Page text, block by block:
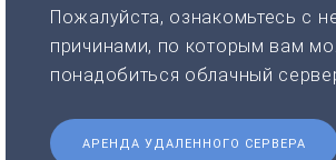
Пожалуйста, ознакомьтесь с
причинами, по которым вам
понадобиться облачный
АРЕНДА УДАЛЕННОГО СЕРВЕРА